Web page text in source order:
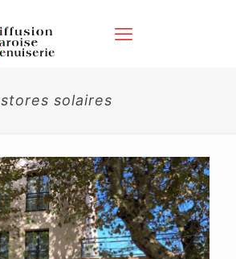
stores solaires